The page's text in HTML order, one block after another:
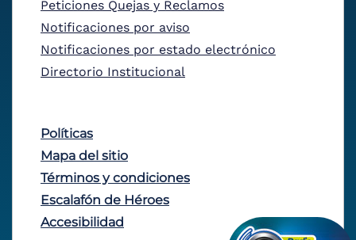
Peticiones Quejas y Reclamos
Notificaciones por aviso
Notificaciones por estado electrónico
Directorio Institucional
Políticas
Mapa del sitio
Términos y condiciones
Escalafón de Héroes
Accesibilidad